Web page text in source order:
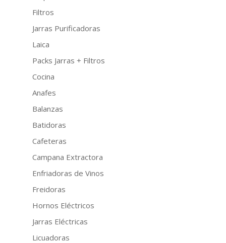
Filtros
Jarras Purificadoras
Laica
Packs Jarras + Filtros
Cocina
Anafes
Balanzas
Batidoras
Cafeteras
Campana Extractora
Enfriadoras de Vinos
Freidoras
Hornos Eléctricos
Jarras Eléctricas
Licuadoras